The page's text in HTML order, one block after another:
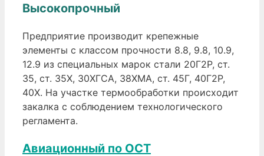
Высокопрочный
Предприятие производит крепежные
элементы с классом прочности 8.8, 9.8, 10.9,
12.9 из специальных марок стали 20Г2Р, ст.
35, ст. 35Х, 30ХГСА, 38ХМА, ст. 45Г, 40Г2Р,
40Х. На участке термообработки происходит
закалка с соблюдением технологического
регламента.
Авиационный по ОСТ